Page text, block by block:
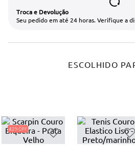
Troca e Devolução
Seu pedido em até 24 horas. Verifique a
ESCOLHIDO
42%